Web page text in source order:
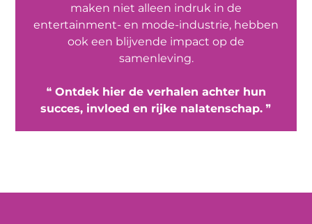
maken niet alleen indruk in de
entertainment- en mode-industrie, hebben
ook een blijvende impact op de
samenleving.
❝ Ontdek hier de verhalen achter hun
succes, invloed en rijke nalatenschap. ❞